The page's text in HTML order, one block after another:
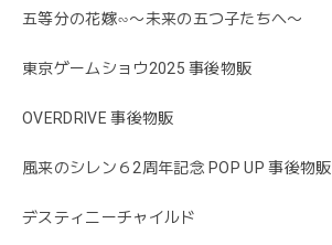
五等分の花嫁∽〜未来の五つ子たちへ〜
東京ゲームショウ2025 事後物販
OVERDRIVE 事後物販
風来のシレン６2周年記念 POP UP 事後物販
デスティニーチャイルド